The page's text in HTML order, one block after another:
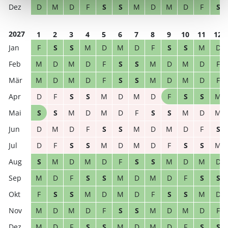
D
M D F S S M D M D F S
2027 1 2 3 4 5 6 7 8 9 10 11
12
F
S S M D M D F S S M
D
M
D M D F S S M D M D
F
M
D M D F S S M D M D
F
D
F S S M D M D F S S
M
S
S M D M D F S S M D
M
D
M D F S S M D M D F
S
D
F S S M D M D F S S
M
S
M D M D F S S M D M
D
M
D F S S M D M D F S
S
F
S S M D M D F S S M
D
M
D M D F S S M D M D
F